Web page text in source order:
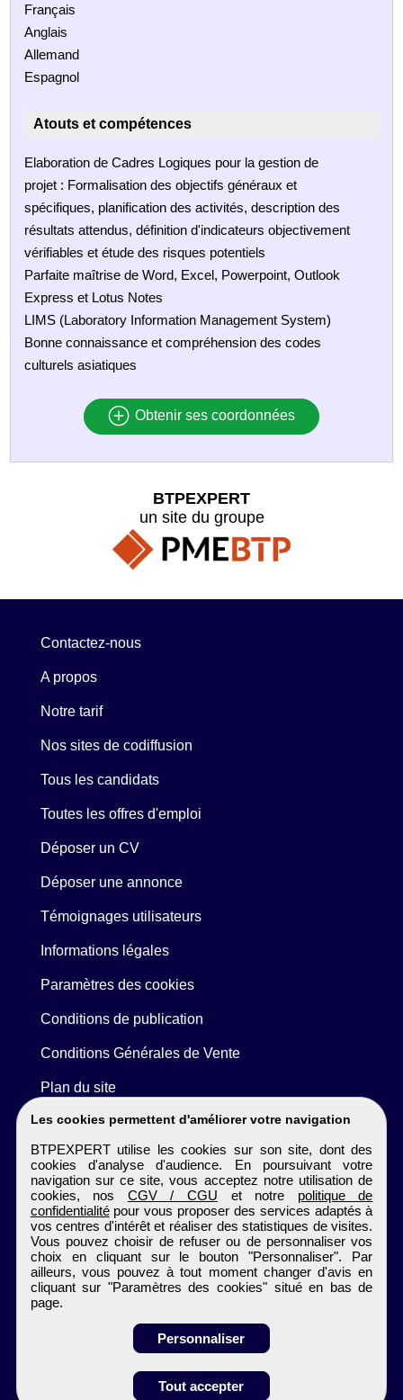
Obtenir ses
Français
Anglais
Allemand
Espagnol
Atouts et compétences
Elaboration de Cadres Logiques pour la gestion de
projet : Formalisation des objectifs généraux et
spécifiques, planification des activités, description des
résultats attendus, définition d'indicateurs objectivement
vérifiables et étude des risques potentiels
Parfaite maîtrise de Word, Excel, Powerpoint, Outlook
Express et Lotus Notes
LIMS (Laboratory Information Management System)
Bonne connaissance et compréhension des codes
culturels asiatiques
Obtenir ses coordonnées
Les cookies permettent d'améliorer votre navigation
BTPEXPERT utilise les cookies sur son site, dont des
cookies d'analyse d'audience. En poursuivant votre
navigation sur ce site, vous acceptez notre utilisation de
cookies, nos CGV / CGU et notre politique de
confidentialitépour vous proposer des services adaptés à
vos centres d'intérêt et réaliser des statistiques de visites.
Vous pouvez choisir de refuser ou de personnaliser vos
choix en cliquant sur le bouton "Personnaliser". Par
ailleurs, vous pouvez à tout moment changer d'avis en
cliquant sur "Paramètres des cookies" situé en bas de
page.
Personnaliser
Tout accepter
BTPEXPERT
un site du groupe
Contactez-nous
A propos
Notre tarif
Nos sites de codiffusion
Tous les candidats
Toutes les offres d'emploi
Déposer un CV
Déposer une annonce
Témoignages utilisateurs
Informations légales
Paramètres des cookies
Conditions de publication
Conditions Générales de Vente
Plan du site